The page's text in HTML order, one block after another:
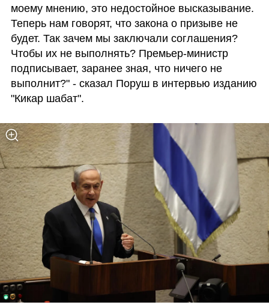
моему мнению, это недостойное высказывание.
Теперь нам говорят, что закона о призыве не
будет. Так зачем мы заключали соглашения?
Чтобы их не выполнять? Премьер-министр
подписывает, заранее зная, что ничего не
выполнит?" - сказал Поруш в интервью изданию
"Кикар шабат".